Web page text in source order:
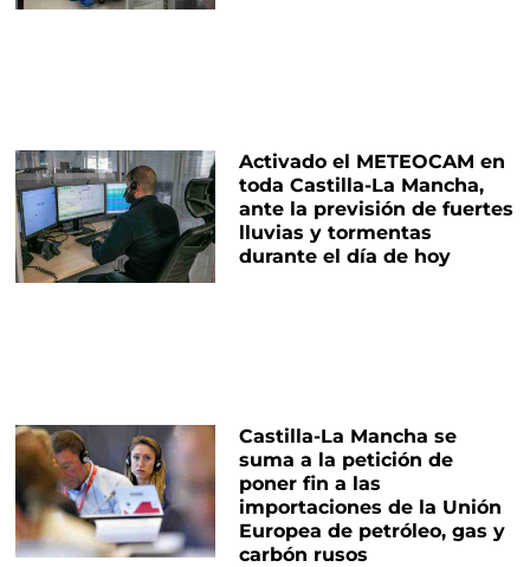
Activado el METEOCAM en
toda Castilla-La Mancha,
ante la previsión de fuertes
lluvias y tormentas
durante el día de hoy
Castilla-La Mancha se
suma a la petición de
poner fin a las
importaciones de la Unión
Europea de petróleo, gas y
carbón rusos